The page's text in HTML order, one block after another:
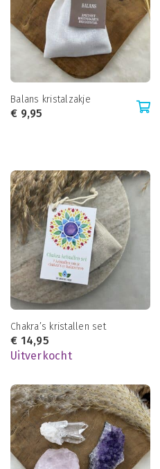
Balans kristalzakje
€ 9,95
Chakra’s kristallen set
€ 14,95
Uitverkocht